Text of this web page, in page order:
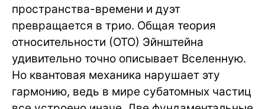
пространства-времени и дуэт
превращается в трио. Общая теория
относительности (ОТО) Эйнштейна
удивительно точно описывает Вселенную.
Но квантовая механика нарушает эту
гармонию, ведь в мире субатомных частиц